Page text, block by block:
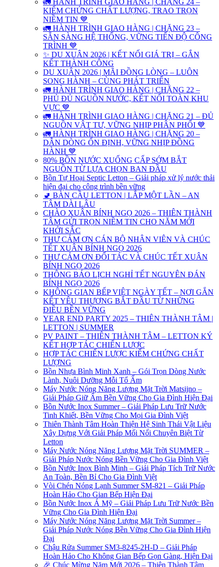
KIỂM CHỨNG CHẤT LƯỢNG, TRAO TRỌN
NIỀM TIN 💙
🚛 HÀNH TRÌNH GIAO HÀNG | CHẶNG 23 –
SẴN SÀNG HỆ THỐNG, VỮNG TIẾN ĐỘ CÔNG
TRÌNH 💙
✨ DU XUÂN 2026 | KẾT NỐI GIÁ TRỊ – GẮN
KẾT THÀNH CÔNG
DU XUÂN 2026 | MÃI ĐỒNG LÒNG – LUÔN
SONG HÀNH – CÙNG PHÁT TRIỂN
🚛 HÀNH TRÌNH GIAO HÀNG | CHẶNG 22 –
PHỦ ĐỦ NGUỒN NƯỚC, KẾT NỐI TOÀN KHU
VỰC 💙
🚛 HÀNH TRÌNH GIAO HÀNG | CHẶNG 21 – ĐỦ
NGUỒN VẬT TƯ, VỮNG NHỊP PHÂN PHỐI 💙
🚛 HÀNH TRÌNH GIAO HÀNG | CHẶNG 20 –
DẪN DÒNG ỔN ĐỊNH, VỮNG NHỊP ĐỒNG
HÀNH 💙
80% BỒN NƯỚC XUỐNG CẤP SỚM BẮT
NGUỒN TỪ LỰA CHỌN BAN ĐẦU
Bồn Tự Hoại Septic Letton – Giải pháp xử lý nước thải
hiện đại cho công trình bền vững
🚽 BÀN CẦU LETTON | LẮP MỘT LẦN – AN
TÂM DÀI LÂU
CHÀO XUÂN BÍNH NGỌ 2026 – THIÊN THÀNH
TÂM GỬI TRỌN NIỀM TIN CHO NĂM MỚI
KHỞI SẮC
THƯ CẢM ƠN CÁN BỘ NHÂN VIÊN VÀ CHÚC
TẾT XUÂN BÍNH NGỌ 2026
THƯ CẢM ƠN ĐỐI TÁC VÀ CHÚC TẾT XUÂN
BÍNH NGỌ 2026
THÔNG BÁO LỊCH NGHỈ TẾT NGUYÊN ĐÁN
BÍNH NGỌ 2026
KHÔNG GIAN BẾP VIỆT NGÀY TẾT – NƠI GẮN
KẾT YÊU THƯƠNG BẮT ĐẦU TỪ NHỮNG
ĐIỀU BỀN VỮNG
YEAR END PARTY 2025 – THIÊN THÀNH TÂM |
LETTON | SUMMER
PV PAINT – THIÊN THÀNH TÂM – LETTON KÝ
KẾT HỢP TÁC CHIẾN LƯỢC
HỢP TÁC CHIẾN LƯỢC KIỂM CHỨNG CHẤT
LƯỢNG
Bồn Nhựa Bình Minh Xanh – Gói Trọn Dòng Nước
Lành, Nuôi Dưỡng Mỗi Tổ Ấm
Máy Nước Nóng Năng Lượng Mặt Trời Matsijno –
Giải Pháp Giữ Ấm Bền Vững Cho Gia Đình Hiện Đại
Bồn Nước Inox Summer – Giải Pháp Lưu Trữ Nước
Tinh Khiết, Bền Vững Cho Mọi Gia Đình Việt
Thiên Thành Tâm Hoàn Thiện Hệ Sinh Thái Vật Liệu
Xây Dựng Với Giải Pháp Mối Nối Chuyên Biệt Từ
Letton
Máy Nước Nóng Năng Lượng Mặt Trời SUMMER –
Giải Pháp Nước Nóng Bền Vững Cho Gia Đình Việt
Bồn Nước Inox Bình Minh – Giải Pháp Tích Trữ Nước
An Toàn, Bền Bỉ Cho Gia Đình Việt
Vòi Chén Nóng Lạnh Summer SM-821 – Giải Pháp
Hoàn Hảo Cho Gian Bếp Hiện Đại
Bồn Nước Inox Á Mỹ – Giải Pháp Lưu Trữ Nước Bền
Vững Cho Gia Đình Hiện Đại
Máy Nước Nóng Năng Lượng Mặt Trời Summer –
Giải Pháp Nước Nóng Bền Vững Cho Gia Đình Hiện
Đại
Chậu Rửa Summer SM3-8245-2H-D – Giải Pháp
Hoàn Hảo Cho Không Gian Bếp Gọn Gàng, Hiện Đại
🎉 Chúc Mừng Năm Mới 2026 – Thiên Thành Tâm